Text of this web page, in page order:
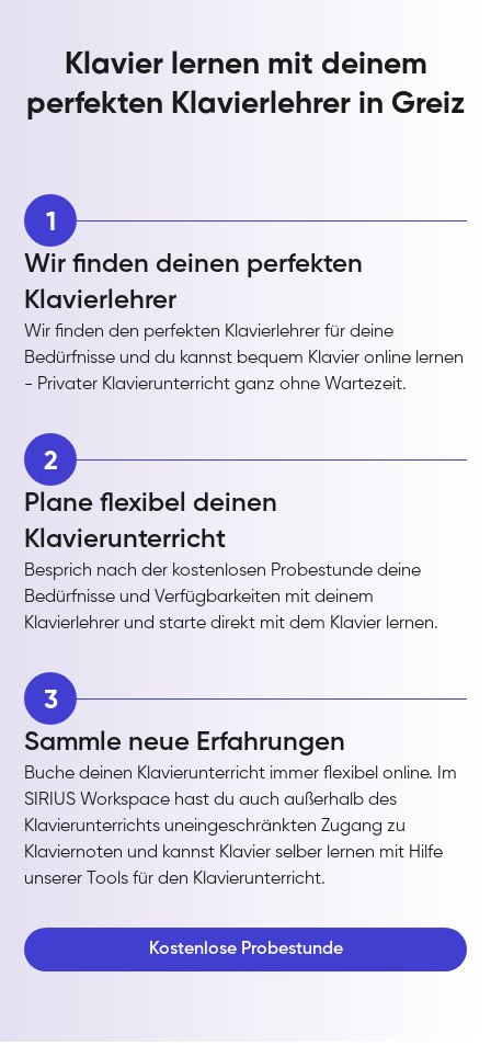
Klavier lernen mit deinem
perfekten Klavierlehrer in Greiz
1
Wir finden deinen perfekten
Klavierlehrer
Wir finden den perfekten Klavierlehrer für deine
Bedürfnisse und du kannst bequem Klavier online lernen
- Privater Klavierunterricht ganz ohne Wartezeit.
2
Plane flexibel deinen
Klavierunterricht
Besprich nach der kostenlosen Probestunde deine
Bedürfnisse und Verfügbarkeiten mit deinem
Klavierlehrer und starte direkt mit dem Klavier lernen.
3
Sammle neue Erfahrungen
Buche deinen Klavierunterricht immer flexibel online. Im
SIRIUS Workspace hast du auch außerhalb des
Klavierunterrichts uneingeschränkten Zugang zu
Klaviernoten und kannst Klavier selber lernen mit Hilfe
unserer Tools für den Klavierunterricht.
Kostenlose Probestunde